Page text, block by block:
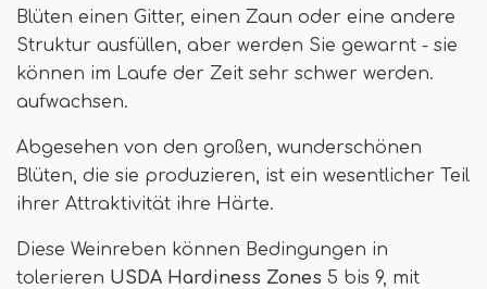
Blüten einen Gitter, einen Zaun oder eine andere
Struktur ausfüllen, aber werden Sie gewarnt - sie
können im Laufe der Zeit sehr schwer werden.
aufwachsen.
Abgesehen von den großen, wunderschönen
Blüten, die sie produzieren, ist ein wesentlicher Teil
ihrer Attraktivität ihre Härte.
Diese Weinreben können Bedingungen in
tolerieren USDA Hardiness Zones 5 bis 9, mit